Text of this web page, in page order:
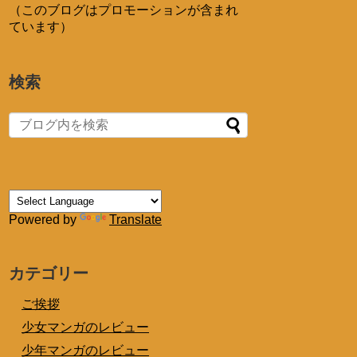
（このブログはプロモーションが含まれ
ています）
検索
Powered by Translate
カテゴリー
ご挨拶
少女マンガのレビュー
少年マンガのレビュー